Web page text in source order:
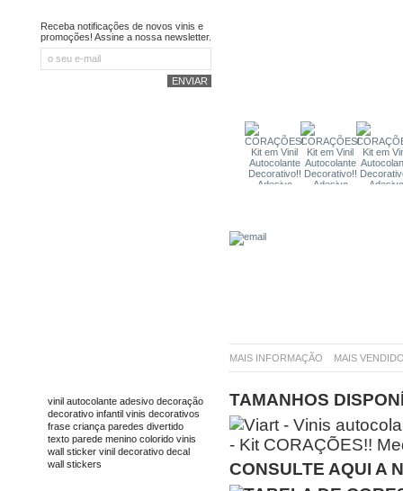
MAIS INFORMAÇÃO MAIS
TAMANHOS
CONSULTE AQUI A
Receba notificações de novos vinis e
promoções! Assine a nossa newsletter.
vinil autocolante adesivo decoração
decorativo infantil vinis decorativos
frase criança paredes divertido
texto parede menino colorido vinis
wall sticker vinil decorativo decal
wall stickers